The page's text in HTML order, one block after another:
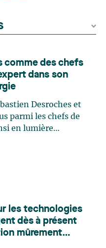
comme des chefs
dans son
Desroches et
parmi les chefs de
en lumière
Valérie
du groupe de droit
l’environnement,
représente une
le cadre d’enjeux
les technologies
dès à présent
mûrement